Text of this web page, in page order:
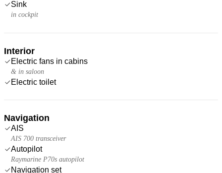
Sink
in cockpit
Interior
Electric fans in cabins
& in saloon
Electric toilet
Navigation
AIS
AIS 700 transceiver
Autopilot
Raymarine P70s autopilot
Navigation set